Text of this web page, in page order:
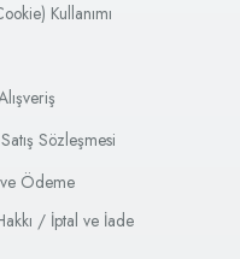
Kullanımı
Sözleşmesi
Ödeme
/ İptal ve İade